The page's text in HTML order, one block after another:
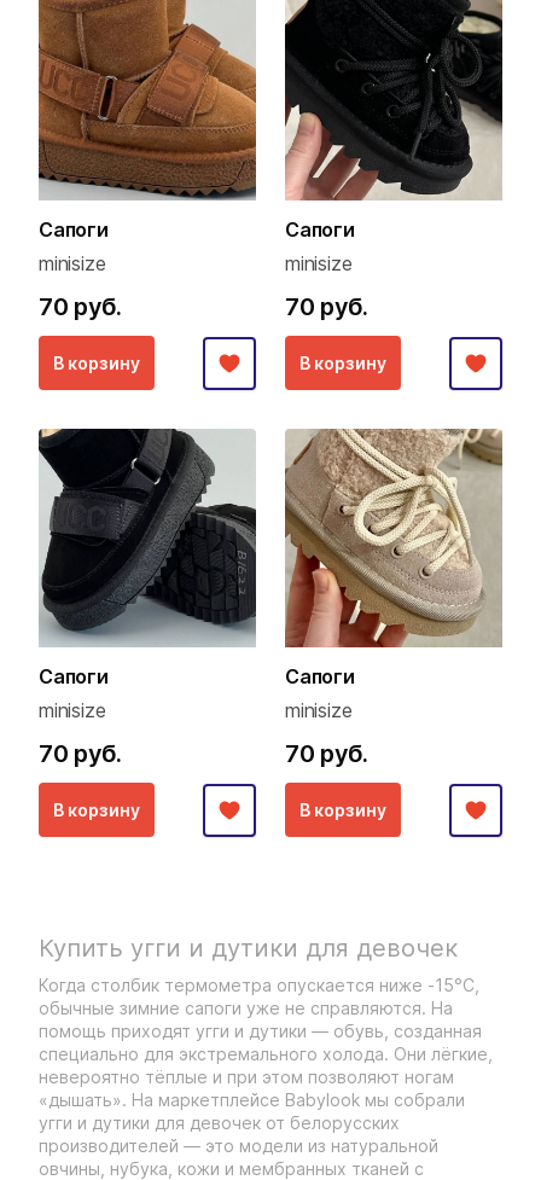
Сапоги
minisize
70 руб.
В корзину
Сапоги
minisize
70 руб.
В корзину
Сапоги
minisize
70 руб.
В корзину
Сапоги
minisize
70 руб.
В корзину
Купить угги и дутики для девочек
Когда столбик термометра опускается ниже -15°C,
обычные зимние сапоги уже не справляются. На
помощь приходят угги и дутики — обувь, созданная
специально для экстремального холода. Они лёгкие,
невероятно тёплые и при этом позволяют ногам
«дышать». На маркетплейсе Babylook мы собрали
угги и дутики для девочек от белорусских
производителей — это модели из натуральной
овчины, нубука, кожи и мембранных тканей с